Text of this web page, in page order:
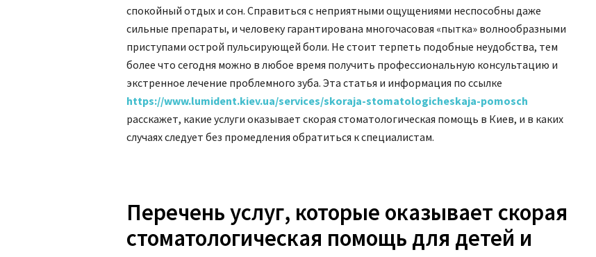
спокойный отдых и сон. Справиться с неприятными ощущениями неспособны даже
сильные препараты, и человеку гарантирована многочасовая «пытка» волнообразными
приступами острой пульсирующей боли. Не стоит терпеть подобные неудобства, тем
более что сегодня можно в любое время получить профессиональную консультацию и
экстренное лечение проблемного зуба. Эта статья и информация по ссылке
https://www.lumident.kiev.ua/services/skoraja-stomatologicheskaja-pomosch
расскажет, какие услуги оказывает скорая стоматологическая помощь в Киев, и в каких
случаях следует без промедления обратиться к специалистам.
Перечень услуг, которые оказывает скорая
стоматологическая помощь для детей и